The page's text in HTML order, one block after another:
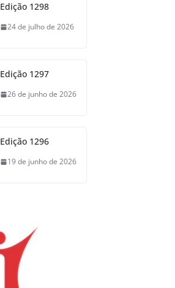
Edição 1298
24 de julho de 2026
Edição 1297
26 de junho de 2026
Edição 1296
19 de junho de 2026